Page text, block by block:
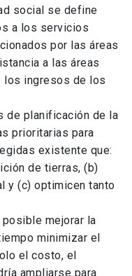
social se define
a los servicios
por las áreas
a las áreas
los ingresos de los
de planificación de la
prioritarias para
existente que:
de tierras, (b)
y (c) optimicen tanto
mejorar la
minimizar el
el costo, el
ampliarse para